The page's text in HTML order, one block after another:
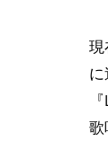
現
歌